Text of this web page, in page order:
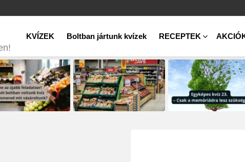
KVÍZEK Boltban jártunk kvízek RECEPTEK